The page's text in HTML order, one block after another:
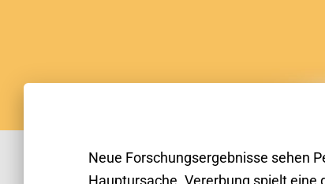
Neue Forschungsergebnisse sehen
Hauptursache. Vererbung spielt eine